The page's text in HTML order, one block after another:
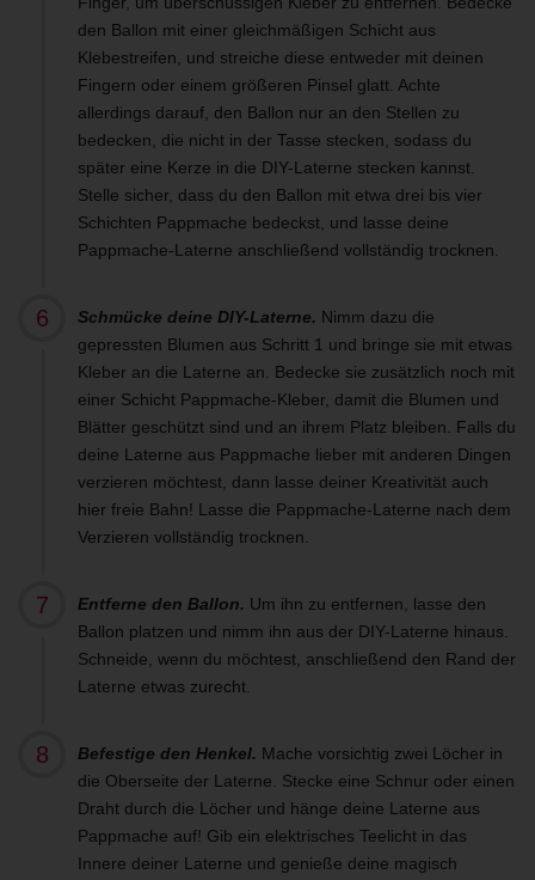
den Ballon mit einer gleichmäßigen Schicht aus
Klebestreifen, und streiche diese entweder mit deinen
Fingern oder einem größeren Pinsel glatt. Achte
allerdings darauf, den Ballon nur an den Stellen zu
bedecken, die nicht in der Tasse stecken, sodass du
später eine Kerze in die DIY-Laterne stecken kannst.
Stelle sicher, dass du den Ballon mit etwa drei bis vier
Schichten Pappmache bedeckst, und lasse deine
Pappmache-Laterne anschließend vollständig trocknen.
Schmücke deine DIY-Laterne. Nimm dazu die
gepressten Blumen aus Schritt 1 und bringe sie mit etwas
Kleber an die Laterne an. Bedecke sie zusätzlich noch mit
einer Schicht Pappmache-Kleber, damit die Blumen und
Blätter geschützt sind und an ihrem Platz bleiben. Falls du
deine Laterne aus Pappmache lieber mit anderen Dingen
verzieren möchtest, dann lasse deiner Kreativität auch
hier freie Bahn! Lasse die Pappmache-Laterne nach dem
Verzieren vollständig trocknen.
Entferne den Ballon. Um ihn zu entfernen, lasse den
Ballon platzen und nimm ihn aus der DIY-Laterne hinaus.
Schneide, wenn du möchtest, anschließend den Rand der
Laterne etwas zurecht.
Befestige den Henkel. Mache vorsichtig zwei Löcher in
die Oberseite der Laterne. Stecke eine Schnur oder einen
Draht durch die Löcher und hänge deine Laterne aus
Pappmache auf! Gib ein elektrisches Teelicht in das
Innere deiner Laterne und genieße deine magisch